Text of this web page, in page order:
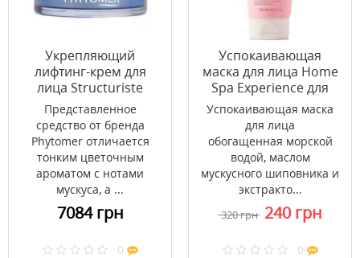
Укрепляющий
лифтинг-крем для
лица Structuriste
Phytomer 50 мл
Представленное
средство от бренда
Phytomer отличается
тонким цветочным
ароматом с нотами
мускуса, а ...
7084 грн
0
Успокаивающая
маска для лица Home
Spa Experience для
чувствительной и
сухой кожи ТМ
Бифас/Byphasse 150
мл
Успокаивающая маска
для лица
обогащенная морской
водой, маслом
мускусного шиповника и
экстракто...
320 грн 240 грн
0